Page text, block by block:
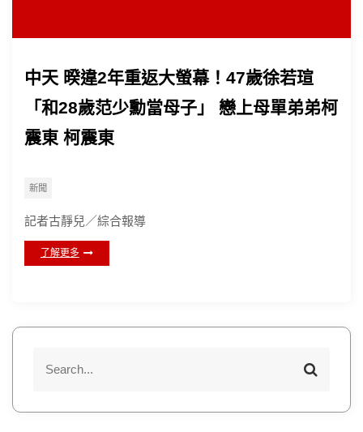
中天 暌違2年重返大螢幕！47歲徐若瑄
「和28歲范少勳當母子」 戀上母單弟弟柯
震東 柯震東
新聞
記者古靜兒／綜合報導
了解更多
S
r